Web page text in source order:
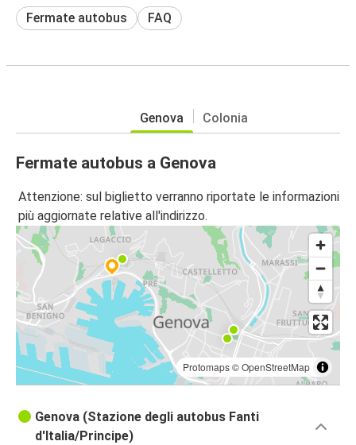
Fermate autobus FAQ
Genova Colonia
Fermate autobus a Genova
Attenzione: sul biglietto verranno riportate le informazioni
più aggiornate relative all'indirizzo.
Protomaps©OpenStreetMap
Genova (Stazione degli autobus Fanti
d'Italia/Principe)